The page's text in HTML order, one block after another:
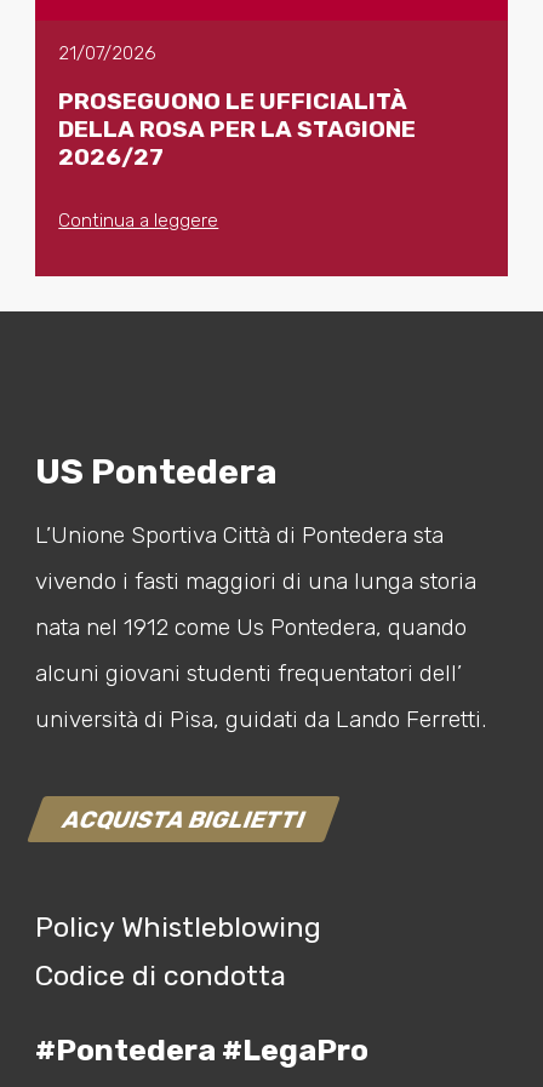
21/07/2026
PROSEGUONO LE UFFICIALITÀ
DELLA ROSA PER LA STAGIONE
2026/27
Continua a leggere
US Pontedera
L’Unione Sportiva Città di Pontedera sta
vivendo i fasti maggiori di una lunga storia
nata nel 1912 come Us Pontedera, quando
alcuni giovani studenti frequentatori dell’
università di Pisa, guidati da Lando Ferretti.
ACQUISTA BIGLIETTI
Policy Whistleblowing
Codice di condotta
#Pontedera #LegaPro